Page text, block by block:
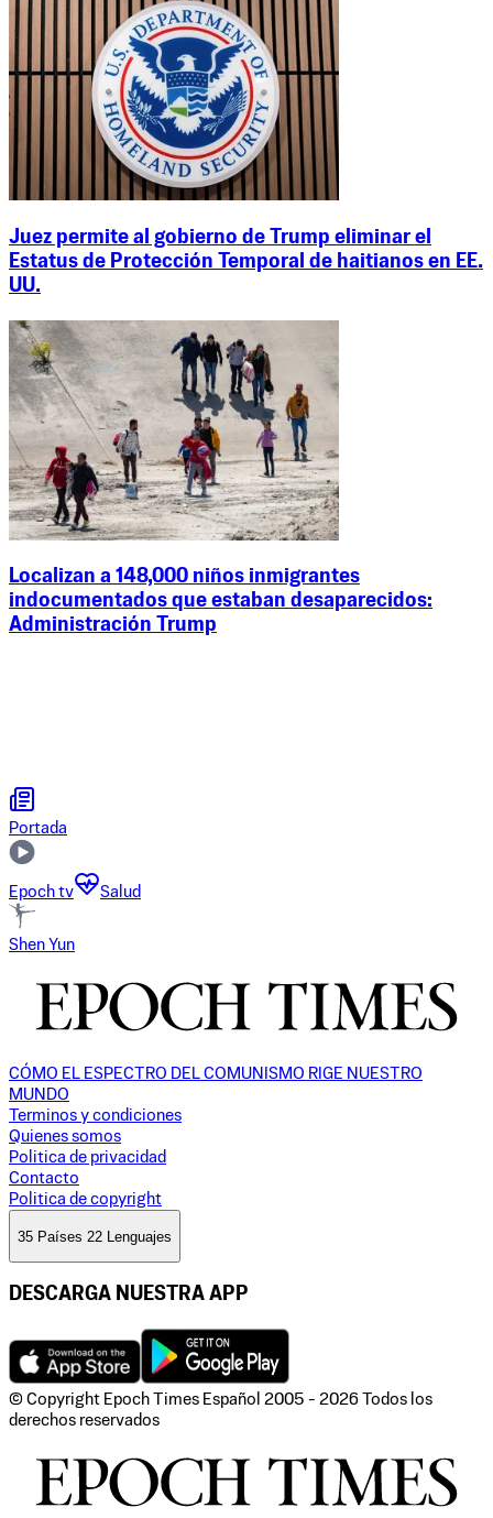
Juez permite al gobierno de Trump eliminar el
Estatus de Protección Temporal de haitianos en EE.
UU.
Localizan a 148,000 niños inmigrantes
indocumentados que estaban desaparecidos:
Administración Trump
Portada
Epoch tv Salud
Shen Yun
CÓMO EL ESPECTRO DEL COMUNISMO RIGE NUESTRO
MUNDO
Terminos y condiciones
Quienes somos
Politica de privacidad
Contacto
Politica de copyright
35 Países 22 Lenguajes
DESCARGA NUESTRA APP
© Copyright Epoch Times Español 2005 - 2026 Todos los
derechos reservados